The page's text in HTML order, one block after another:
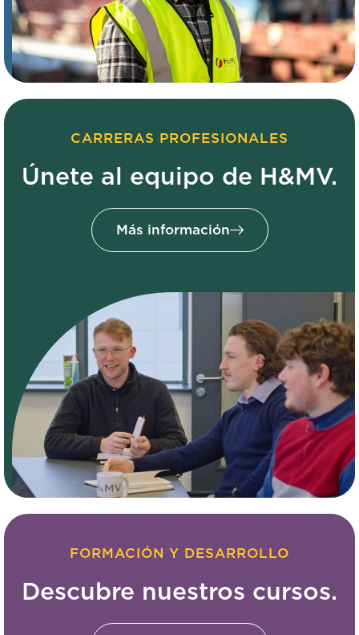
CARRERAS PROFESIONALES
Únete al equipo de H&MV.
Más información
FORMACIÓN Y DESARROLLO
Descubre nuestros cursos.